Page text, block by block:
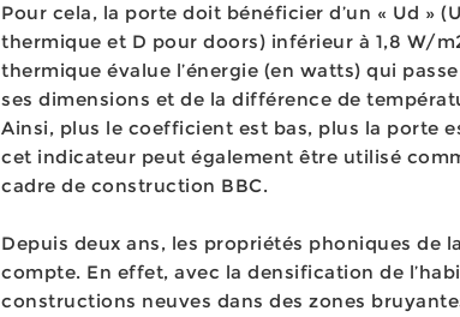
Pour cela, la porte doit bénéficier d’un « Ud »
thermique et D pour doors) inférieur à 1,8 W/
thermique évalue l’énergie (en watts) qui
ses dimensions et de la différence de
Ainsi, plus le coefficient est bas, plus la porte
cet indicateur peut également être utilisé
cadre de construction BBC.
Depuis deux ans, les propriétés phoniques de
compte. En effet, avec la densification de
constructions neuves dans des zones